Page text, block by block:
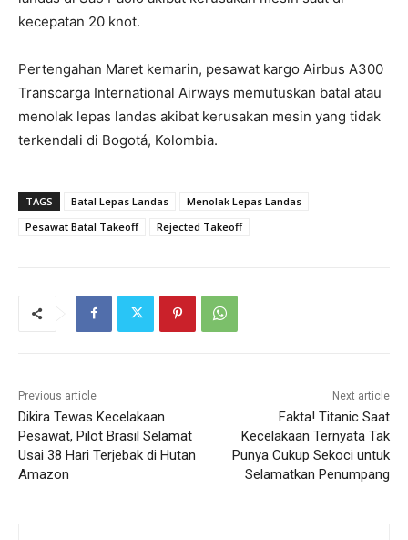
kecepatan 20 knot.
Pertengahan Maret kemarin, pesawat kargo Airbus A300
Transcarga International Airways memutuskan batal atau
menolak lepas landas akibat kerusakan mesin yang tidak
terkendali di Bogotá, Kolombia.
TAGS Batal Lepas Landas
Menolak Lepas Landas
Pesawat Batal Takeoff
Rejected Takeoff
Previous article
Dikira Tewas Kecelakaan
Pesawat, Pilot Brasil Selamat
Usai 38 Hari Terjebak di Hutan
Amazon
Next article
Fakta! Titanic Saat
Kecelakaan Ternyata Tak
Punya Cukup Sekoci untuk
Selamatkan Penumpang